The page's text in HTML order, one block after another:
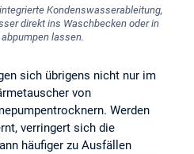
Kondenswasserableitung,
direkt ins Waschbecken oder in
lassen.
sich übrigens nicht nur im
von
Werden
verringert sich die
häufiger zu Ausfällen